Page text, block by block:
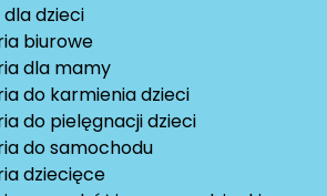
dla dzieci
biurowe
dla mamy
do karmienia dzieci
do pielęgnacji dzieci
do samochodu
dziecięce